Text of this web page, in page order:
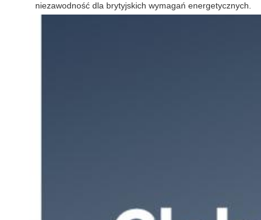
niezawodność dla brytyjskich wymagań energetycznych.